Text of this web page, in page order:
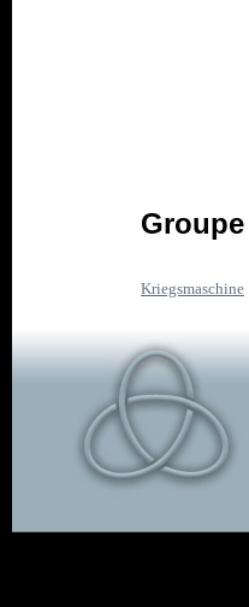
Groupe
Kriegsmaschine